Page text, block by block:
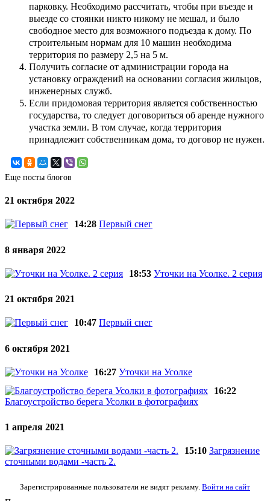
парковку. Необходимо рассчитать, чтобы при въезде и
выезде со стоянки никто никому не мешал, и было
свободное место для возможного подъезда к дому. По
строительным нормам для 10 машин необходима
территория по размеру 2,5 на 5 м.
Получить согласие от администрации города на
установку ограждений на основании согласия жильцов,
инженерных служб.
Если придомовая территория является собственностью
государства, то следует договориться об аренде нужного
участка земли. В том случае, когда территория
принадлежит собственникам дома, то договор не нужен.
Еще посты блогов
21 октября 2022
14:28 Первый снег
8 января 2022
18:53 Уточки на Усолке. 2 серия
21 октября 2021
10:47 Первый снег
6 октября 2021
16:27 Уточки на Усолке
16:22
Благоустройство берега Усолки в фотографиях
1 апреля 2021
15:10 Загрязнение
сточными водами -часть 2.
Зарегистрированные пользователи не видят рекламу. Войти на сайт